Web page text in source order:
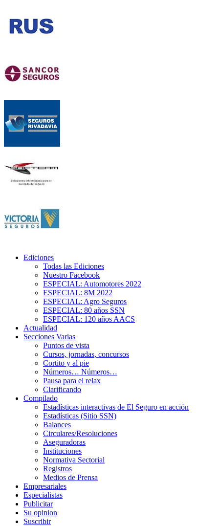
Ediciones
Todas las Ediciones
Nuestro Facebook
ESPECIAL: Automotores 2022
ESPECIAL: 8M 2022
ESPECIAL: Agro Seguros
ESPECIAL: 80 años SSN
ESPECIAL: 120 años AACS
Actualidad
Secciones Varias
Puntos de vista
Cursos, jornadas, concursos
Cortito y al pie
Números… Números…
Pausa para el relax
Clarificando
Compilado
Estadísticas interactivas de El Seguro en acción
Estadísticas (Sitio SSN)
Balances
Circulares/Resoluciones
Aseguradoras
Instituciones
Normativa Sectorial
Registros
Medios de Prensa
Empresariales
Especialistas
Publicitar
Su opinion
Suscribir